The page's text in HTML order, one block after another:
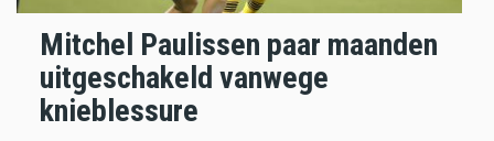
Mitchel Paulissen paar maanden
uitgeschakeld vanwege
knieblessure